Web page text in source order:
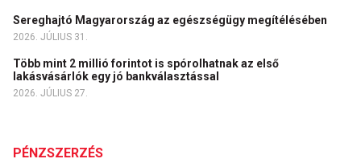
Sereghajtó Magyarország az egészségügy megítélésében
2026. JÚLIUS 31.
Több mint 2 millió forintot is spórolhatnak az első
lakásvásárlók egy jó bankválasztással
2026. JÚLIUS 27.
PÉNZSZERZÉS